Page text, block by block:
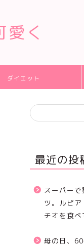
く
ダイエット
最近の投
スーパー
ツ。ルピ
チオを食べ
母の日、